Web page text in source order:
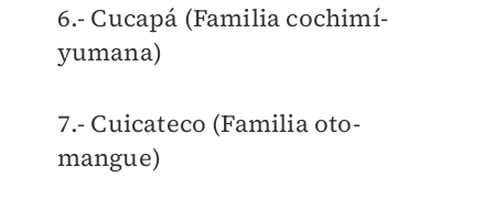
6.- Cucapá (Familia cochimí-
yumana)
7.- Cuicateco (Familia oto-
mangue)